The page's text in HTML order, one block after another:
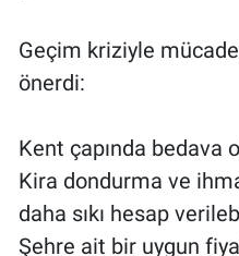
Geçim kriziyle
önerdi:
Kent çapında bedava
Kira dondurma ve
daha sıkı hesap
Şehre ait bir uygun